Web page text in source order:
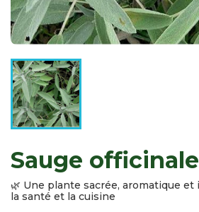
Sauge officinale
🌿 Une plante sacrée, aromatique
la santé et la cuisine